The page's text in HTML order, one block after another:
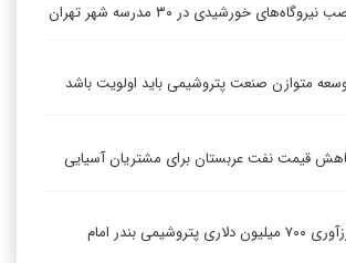
نیروگاه‌های خورشیدی در ۳۰ مدرسه شهر تهران
متوازن صنعت پتروشیمی باید اولویت باشد
قیمت نفت عربستان برای مشتریان آسیایی
میلیون دلاری پتروشیمی بندر امام